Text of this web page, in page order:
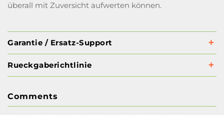
überall mit Zuversicht aufwerten können.
Garantie / Ersatz-Support
Rueckgaberichtlinie
Comments